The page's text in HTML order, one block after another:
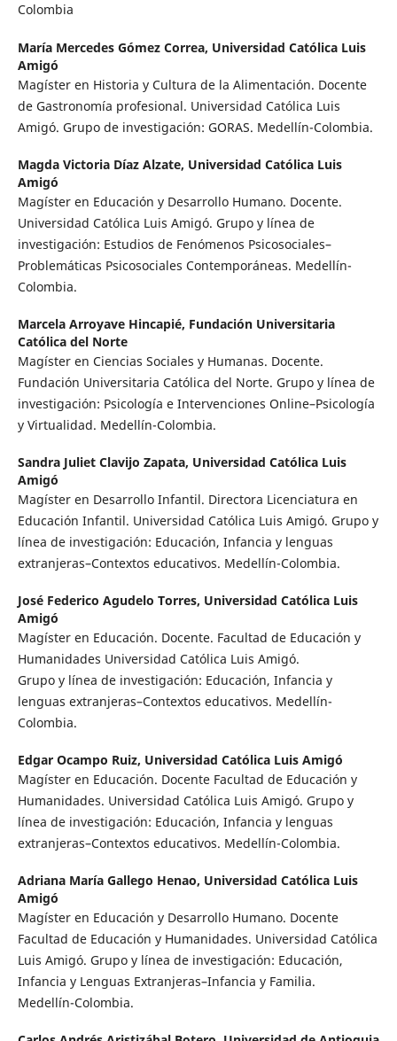
Colombia
María Mercedes Gómez Correa, Universidad Católica Luis
Amigó
Magíster en Historia y Cultura de la Alimentación. Docente
de Gastronomía profesional. Universidad Católica Luis
Amigó. Grupo de investigación: GORAS. Medellín-Colombia.
Magda Victoria Díaz Alzate, Universidad Católica Luis
Amigó
Magíster en Educación y Desarrollo Humano. Docente.
Universidad Católica Luis Amigó. Grupo y línea de
investigación: Estudios de Fenómenos Psicosociales–
Problemáticas Psicosociales Contemporáneas. Medellín-
Colombia.
Marcela Arroyave Hincapié, Fundación Universitaria
Católica del Norte
Magíster en Ciencias Sociales y Humanas. Docente.
Fundación Universitaria Católica del Norte. Grupo y línea de
investigación: Psicología e Intervenciones Online–Psicología
y Virtualidad. Medellín-Colombia.
Sandra Juliet Clavijo Zapata, Universidad Católica Luis
Amigó
Magíster en Desarrollo Infantil. Directora Licenciatura en
Educación Infantil. Universidad Católica Luis Amigó. Grupo y
línea de investigación: Educación, Infancia y lenguas
extranjeras–Contextos educativos. Medellín-Colombia.
José Federico Agudelo Torres, Universidad Católica Luis
Amigó
Magíster en Educación. Docente. Facultad de Educación y
Humanidades Universidad Católica Luis Amigó.
Grupo y línea de investigación: Educación, Infancia y
lenguas extranjeras–Contextos educativos. Medellín-
Colombia.
Edgar Ocampo Ruiz, Universidad Católica Luis Amigó
Magíster en Educación. Docente Facultad de Educación y
Humanidades. Universidad Católica Luis Amigó. Grupo y
línea de investigación: Educación, Infancia y lenguas
extranjeras–Contextos educativos. Medellín-Colombia.
Adriana María Gallego Henao, Universidad Católica Luis
Amigó
Magíster en Educación y Desarrollo Humano. Docente
Facultad de Educación y Humanidades. Universidad Católica
Luis Amigó. Grupo y línea de investigación: Educación,
Infancia y Lenguas Extranjeras–Infancia y Familia.
Medellín-Colombia.